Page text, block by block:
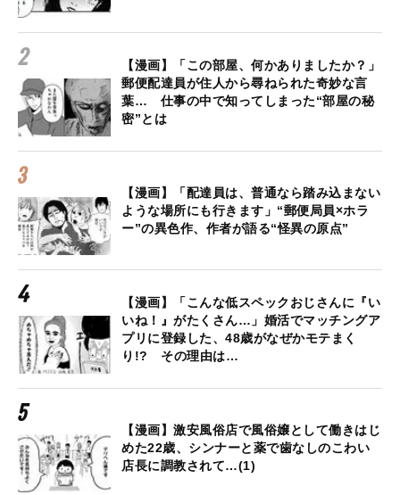
【漫画】「この部屋、何かありましたか？」
郵便配達員が住人から尋ねられた奇妙な言
葉… 仕事の中で知ってしまった“部屋の秘
密”とは
【漫画】「配達員は、普通なら踏み込まない
ような場所にも行きます」“郵便局員×ホラ
ー”の異色作、作者が語る“怪異の原点”
【漫画】「こんな低スペックおじさんに『い
いね！』がたくさん…」婚活でマッチングア
プリに登録した、48歳がなぜかモテまく
り!? その理由は…
【漫画】激安風俗店で風俗嬢として働きはじ
めた22歳、シンナーと薬で歯なしのこわい
店長に調教されて…(1)